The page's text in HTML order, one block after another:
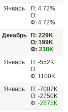
Январь
П: 4.72%
О:
Ф: 4.72%
Декабрь
П: 229K
О: 199K
Ф: 238K
Январь
П: -552K
О:
Ф: 1100K
Январь
П: -7007К
О: -2750K
Ф: -2675К